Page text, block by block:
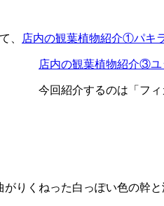
、 店内の観葉植物紹介①パキ
店内の観葉植物紹介③ユ
今回紹介するのは「フィ
がりくねった白っぽい色の幹